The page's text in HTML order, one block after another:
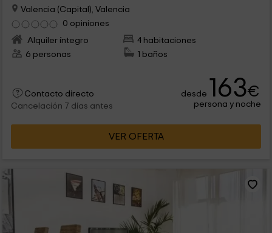
Valencia (Capital), Valencia
0 opiniones
Alquiler íntegro
4 habitaciones
6 personas
1 baños
Contacto directo
Cancelación 7 días antes
desde 163€
persona y noche
VER OFERTA